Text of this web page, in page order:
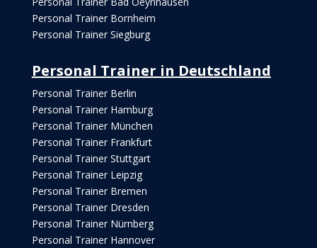
Personal Trainer Bornheim
Personal Trainer Siegburg
Personal Trainer in Deutschland
Personal Trainer Berlin
Personal Trainer Hamburg
Personal Trainer München
Personal Trainer Frankfurt
Personal Trainer Stuttgart
Personal Trainer Leipzig
Personal Trainer Bremen
Personal Trainer Dresden
Personal Trainer Nürnberg
Personal Trainer Hannover